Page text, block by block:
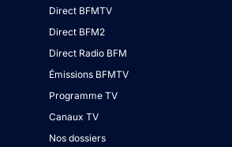
Direct BFMTV
Direct BFM2
Direct Radio BFM
Émissions BFMTV
Programme TV
Canaux TV
Nos dossiers